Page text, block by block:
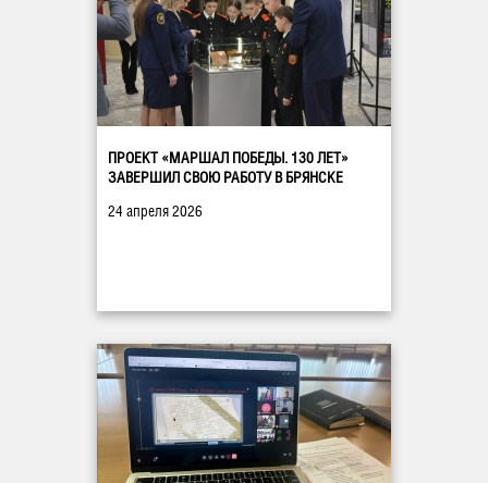
ПРОЕКТ «МАРШАЛ ПОБЕДЫ. 130 ЛЕТ»
ЗАВЕРШИЛ СВОЮ РАБОТУ В БРЯНСКЕ
24 апреля 2026